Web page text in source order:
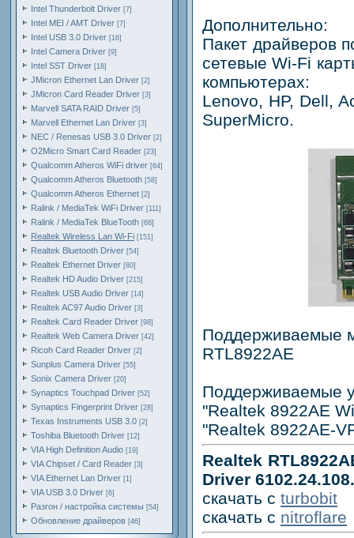
Intel Thunderbolt Driver [7]
Intel MEI / AMT Driver [7]
Intel USB 3.0 Driver [16]
Intel Camera Driver [9]
Intel SST Driver [18]
JMicron Ethernet Lan Driver [2]
JMicron Card Reader Driver [3]
Marvell SATA RAID Driver [5]
Marvell Ethernet Lan Driver [3]
NEC / Renesas USB 3.0 Driver [2]
O2Micro Smart Card Reader [23]
Qualcomm Atheros WiFi driver [64]
Qualcomm Atheros Bluetooth [58]
Qualcomm Atheros Ethernet [2]
Ralink / MediaTek WiFi Driver [111]
Ralink / MediaTek BlueTooth [68]
Realtek Wireless Lan Wi-Fi [151]
Realtek Bluetooth Driver [54]
Realtek Ethernet Driver [80]
Realtek HD Audio Driver [215]
Realtek USB Audio Driver [14]
Realtek AC97 Audio Driver [3]
Realtek Card Reader Driver [98]
Realtek Web Camera Driver [42]
Ricoh Card Reader Driver [2]
Sunplus Camera Driver [55]
Sonix Camera Driver [20]
Synaptics Touchpad Driver [52]
Synaptics Fingerprint Driver [28]
Texas Instruments USB 3.0 [2]
Toshiba Bluetooth Driver [12]
VIA High Definition Audio [19]
VIA Chipset / Card Reader [3]
VIA Ethernet Lan Driver [1]
VIA USB 3.0 Driver [6]
Разгон / настройка системы [54]
Обновление драйверов [46]
Дополнительно:
Пакет драйверов
сетевые Wi-Fi
компьютерах:
Lenovo, HP, Dell,
SuperMicro.
Поддерживаемые
RTL8922AE
Поддерживаемые
"Realtek 8922AE
"Realtek 8922AE-
Realtek
Driver
скачать с turbobit
скачать с nitroflare